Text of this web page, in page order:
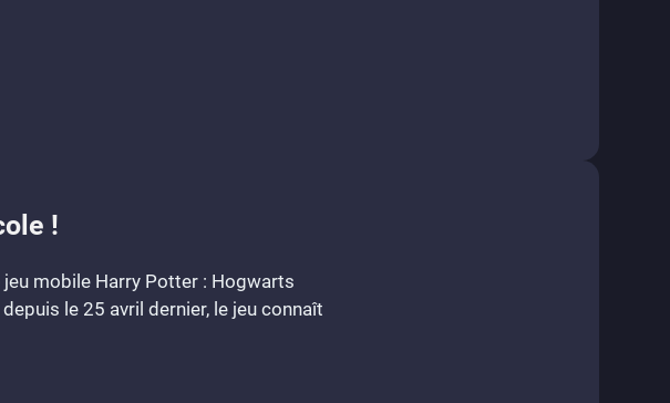
!
mobile Harry Potter : Hogwarts
le 25 avril dernier, le jeu connaît